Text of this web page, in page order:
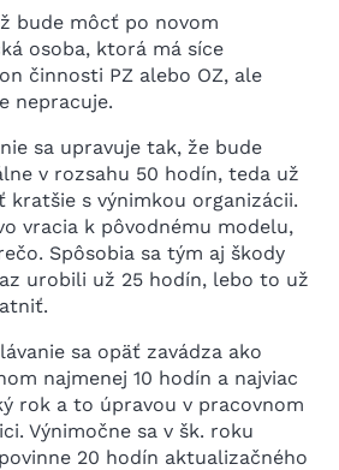
bude môcť po novom
osoba, ktorá má síce
činnosti PZ alebo OZ, ale
nepracuje.
sa upravuje tak, že bude
v rozsahu 50 hodín, teda už
s výnimkou organizácii.
vracia k pôvodnému modelu,
Spôsobia sa tým aj škody
urobili už 25 hodín, lebo to už
sa opäť zavádza ako
najmenej 10 hodín a najviac
rok a to úpravou v pracovnom
Výnimočne sa v šk. roku
20 hodín aktualizačného